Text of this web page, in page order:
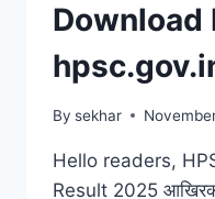
Download
By sekhar
Hello readers,
Result 2025